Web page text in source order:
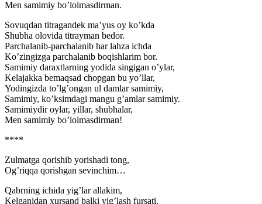
Men samimiy bo’lolmasdirman.
Sovuqdan titragandek ma’yus oy ko’kda
Shubha olovida titrayman bedor.
Parchalanib-parchalanib har lahza ichda
Ko’zingizga parchalanib boqishlarim bor.
Samimiy daraxtlarning yodida singigan o’ylar,
Kelajakka bemaqsad chopgan bu yo’llar,
Yodingizda to’lg’ongan ul damlar samimiy,
Samimiy, ko’ksimdagi mangu g’amlar samimiy.
Samimiydir oylar, yillar, shubhalar,
Men samimiy bo’lolmasdirman!
****
Zulmatga qorishib yorishadi tong,
Og’riqqa qorishgan sevinchim…
Qabrning ichida yig’lar allakim,
Kelganidan xursand balki yig’lash fursati.